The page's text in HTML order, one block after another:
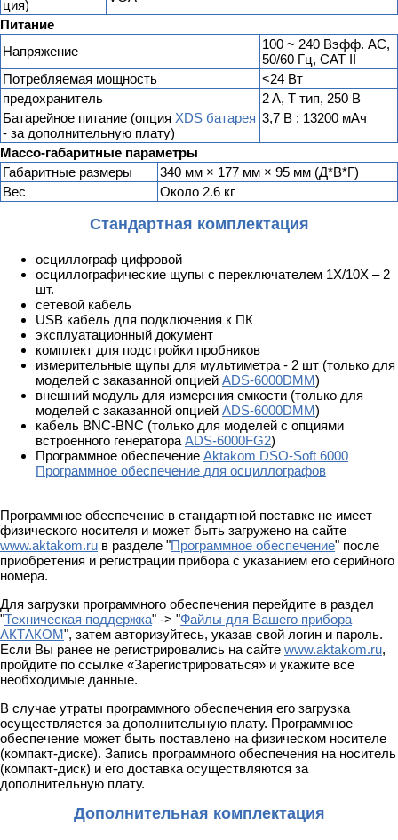
ция)
Питание
Напряжение
100 ~ 240 Вэфф. AC,
50/60 Гц, CAT II
Потребляемая мощность
<24 Вт
предохранитель
2 A, T тип, 250 В
Батарейное питание (опция XDS батарея
- за дополнительную плату)
3,7 В ; 13200 мАч
Массо-габаритные параметры
Габаритные размеры
340 мм × 177 мм × 95 мм (Д*В*Г)
Вес
Около 2.6 кг
Стандартная комплектация
осциллограф цифровой
осциллографические щупы с переключателем 1X/10X – 2
шт.
сетевой кабель
USB кабель для подключения к ПК
эксплуатационный документ
комплект для подстройки пробников
измерительные щупы для мультиметра - 2 шт (только для
моделей с заказанной опцией ADS-6000DMM)
внешний модуль для измерения емкости (только для
моделей с заказанной опцией ADS-6000DMM)
кабель BNC-BNC (только для моделей с опциями
встроенного генератора ADS-6000FG2)
Программное обеспечение Aktakom DSO-Soft 6000
Программное обеспечение для осциллографов
Программное обеспечение в стандартной поставке не имеет
физического носителя и может быть загружено на сайте
www.aktakom.ru в разделе "Программное обеспечение" после
приобретения и регистрации прибора с указанием его серийного
номера.
Для загрузки программного обеспечения перейдите в раздел
"Техническая поддержка" -> "Файлы для Вашего прибора
АКТАКОМ", затем авторизуйтесь, указав свой логин и пароль.
Если Вы ранее не регистрировались на сайте www.aktakom.ru,
пройдите по ссылке «Зарегистрироваться» и укажите все
необходимые данные.
В случае утраты программного обеспечения его загрузка
осуществляется за дополнительную плату. Программное
обеспечение может быть поставлено на физическом носителе
(компакт-диске). Запись программного обеспечения на носитель
(компакт-диск) и его доставка осуществляются за
дополнительную плату.
Дополнительная комплектация